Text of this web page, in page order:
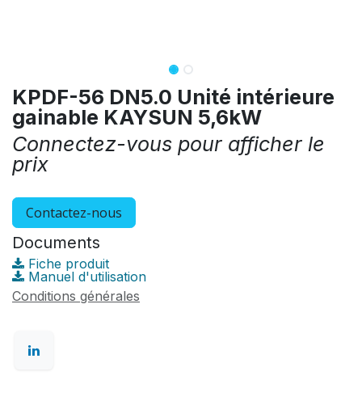
KPDF-56 DN5.0 Unité intérieure
gainable KAYSUN 5,6kW
Connectez-vous pour afficher le
prix
Contactez-nous
Documents
Fiche produit
Manuel d'utilisation
Conditions générales